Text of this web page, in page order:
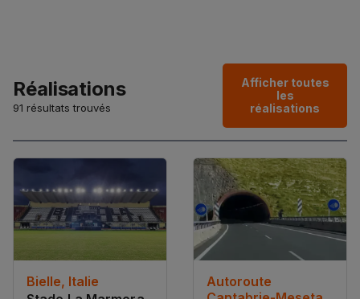
Réalisations
91 résultats trouvés
Afficher toutes
les
réalisations
Bielle, Italie
Autoroute